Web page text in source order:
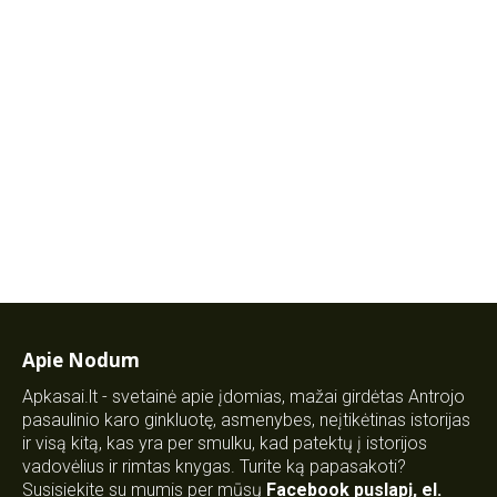
Apie Nodum
Apkasai.lt - svetainė apie įdomias, mažai girdėtas Antrojo
pasaulinio karo ginkluotę, asmenybes, neįtikėtinas istorijas
ir visą kitą, kas yra per smulku, kad patektų į istorijos
vadovėlius ir rimtas knygas. Turite ką papasakoti?
Susisiekite su mumis per mūsų Facebook puslapį, el.